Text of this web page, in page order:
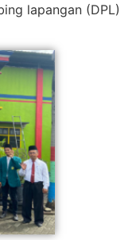
lapangan (DPL)